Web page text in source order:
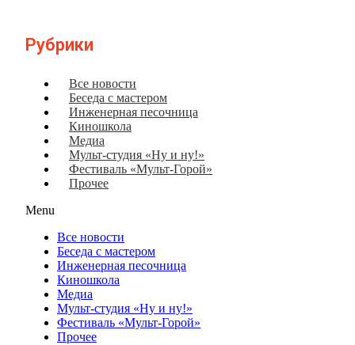
Рубрики
Все новости
Беседа с мастером
Инженерная песочница
Киношкола
Медиа
Мульт-студия «Ну и ну!»
Фестиваль «Мульт-Горой»
Прочее
Menu
Все новости
Беседа с мастером
Инженерная песочница
Киношкола
Медиа
Мульт-студия «Ну и ну!»
Фестиваль «Мульт-Горой»
Прочее